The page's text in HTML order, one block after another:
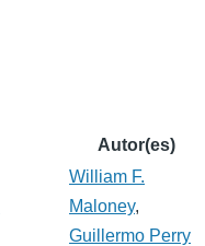
Autor(es)
William F.
Maloney,
Guillermo Perry